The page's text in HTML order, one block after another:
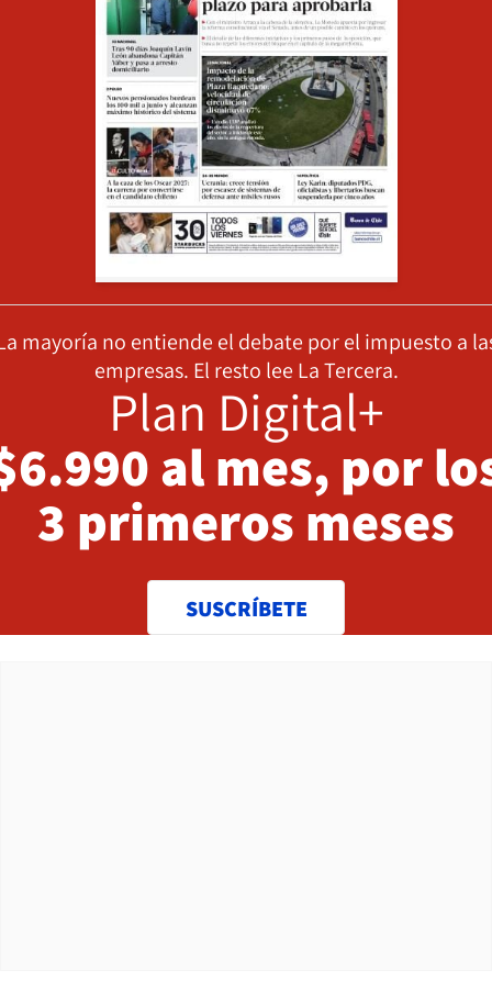
mayoría no entiende el debate por el impuesto a
empresas. El resto lee La Tercera.
Plan Digital+
al mes, por
3 primeros meses
SUSCRÍBETE